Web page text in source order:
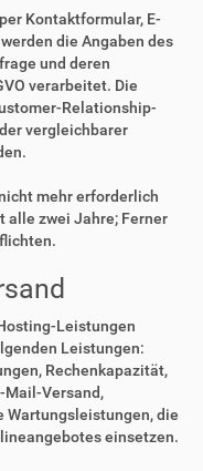
Kontaktformular, E-
die Angaben des
und deren
verarbeitet. Die
Relationship-
vergleichbarer
mehr erforderlich
alle zwei Jahre; Ferner
Leistungen
Leistungen:
Rechenkapazität,
Mail-Versand,
Wartungsleistungen, die
einsetzen.